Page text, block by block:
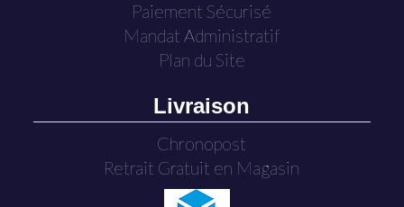
Paiement Sécurisé
Mandat Administratif
Plan du Site
Livraison
Chronopost
Retrait Gratuit en Magasin